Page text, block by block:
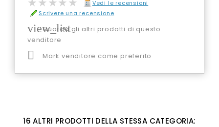
★★★★★
★★★★★
Vedi le recensioni
Scrivere una recensione
view_list
Guarda gli altri prodotti di questo
venditore
 Mark venditore come preferito
16 ALTRI PRODOTTI DELLA STESSA CATEGORIA: